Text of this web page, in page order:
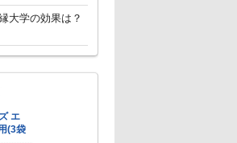
大学の効果は？